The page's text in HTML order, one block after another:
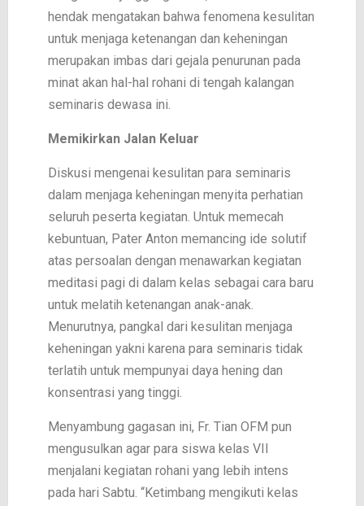
hendak mengatakan bahwa fenomena kesulitan
untuk menjaga ketenangan dan keheningan
merupakan imbas dari gejala penurunan pada
minat akan hal-hal rohani di tengah kalangan
seminaris dewasa ini.
Memikirkan Jalan Keluar
Diskusi mengenai kesulitan para seminaris
dalam menjaga keheningan menyita perhatian
seluruh peserta kegiatan. Untuk memecah
kebuntuan, Pater Anton memancing ide solutif
atas persoalan dengan menawarkan kegiatan
meditasi pagi di dalam kelas sebagai cara baru
untuk melatih ketenangan anak-anak.
Menurutnya, pangkal dari kesulitan menjaga
keheningan yakni karena para seminaris tidak
terlatih untuk mempunyai daya hening dan
konsentrasi yang tinggi.
Menyambung gagasan ini, Fr. Tian OFM pun
mengusulkan agar para siswa kelas VII
menjalani kegiatan rohani yang lebih intens
pada hari Sabtu. “Ketimbang mengikuti kelas